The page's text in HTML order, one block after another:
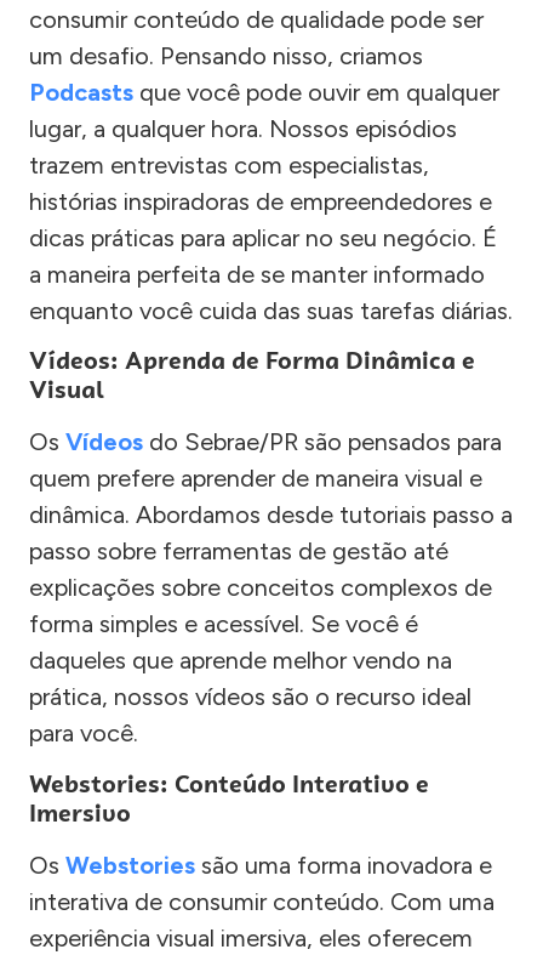
consumir conteúdo de qualidade pode ser
um desafio. Pensando nisso, criamos
Podcasts que você pode ouvir em qualquer
lugar, a qualquer hora. Nossos episódios
trazem entrevistas com especialistas,
histórias inspiradoras de empreendedores e
dicas práticas para aplicar no seu negócio. É
a maneira perfeita de se manter informado
enquanto você cuida das suas tarefas diárias.
Vídeos: Aprenda de Forma Dinâmica e
Visual
Os Vídeos do Sebrae/PR são pensados para
quem prefere aprender de maneira visual e
dinâmica. Abordamos desde tutoriais passo a
passo sobre ferramentas de gestão até
explicações sobre conceitos complexos de
forma simples e acessível. Se você é
daqueles que aprende melhor vendo na
prática, nossos vídeos são o recurso ideal
para você.
Webstories: Conteúdo Interativo e
Imersivo
Os Webstories são uma forma inovadora e
interativa de consumir conteúdo. Com uma
experiência visual imersiva, eles oferecem